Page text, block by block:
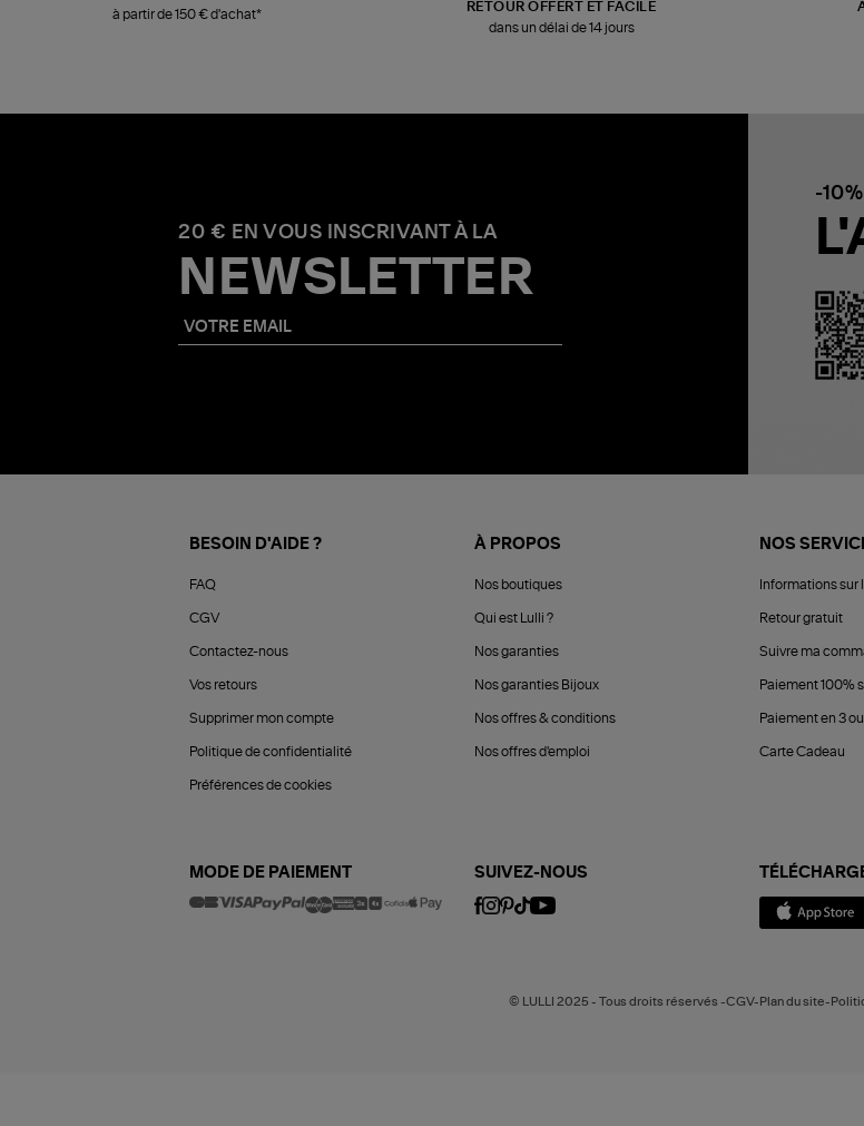
à partir de 150 € d'achat*
RETOUR OFFERT ET FACILE
dans un délai de 14 jours
20 € EN VOUS INSCRIVANT À LA
NEWSLETTER
-
BESOIN D'AIDE ?
FAQ
CGV
Contactez-nous
Vos retours
Supprimer mon compte
Politique de confidentialité
Préférences de cookies
À PROPOS
Nos boutiques
Qui est Lulli ?
Nos garanties
Nos garanties Bijoux
Nos offres & conditions
Nos offres d'emploi
NOS
Informations sur
Retour gratuit
Suivre ma
Paiement 100%
Paiement en 3
Carte Cadeau
MODE DE PAIEMENT SUIVEZ-NOUS
© LULLI 2025 - Tous droits réservés -CGV-Plan du site-